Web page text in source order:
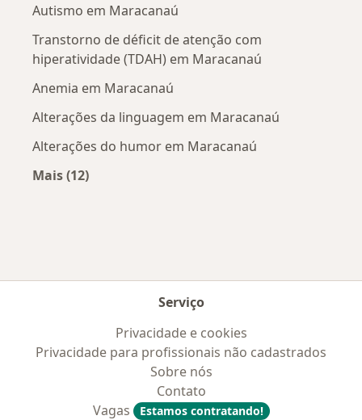
Autismo em Maracanaú
Transtorno de déficit de atenção com
hiperatividade (TDAH) em Maracanaú
Anemia em Maracanaú
Alterações da linguagem em Maracanaú
Alterações do humor em Maracanaú
Mais (12)
Serviço
Privacidade e cookies
Privacidade para profissionais não cadastrados
Sobre nós
Contato
Vagas
Estamos contratando!